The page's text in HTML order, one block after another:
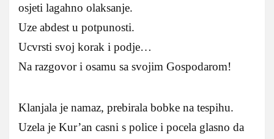
osjeti lagahno olaksanje.
Uze abdest u potpunosti.
Ucvrsti svoj korak i podje…
Na razgovor i osamu sa svojim Gospodarom!
Klanjala je namaz, prebirala bobke na tespihu.
Uzela je Kur’an casni s police i pocela glasno da